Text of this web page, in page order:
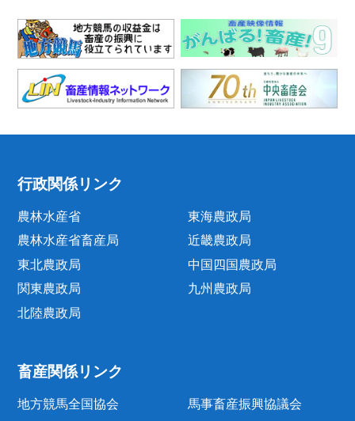
行政関係リンク
農林水産省
農林水産省畜産局
東北農政局
関東農政局
北陸農政局
東海農政局
近畿農政局
中国四国農政局
九州農政局
畜産関係リンク
地方競馬全国協会 馬事畜産振興協議会